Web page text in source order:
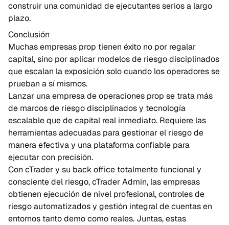
construir una comunidad de ejecutantes serios a largo
plazo.
Conclusión
Muchas empresas prop tienen éxito no por regalar
capital, sino por aplicar modelos de riesgo disciplinados
que escalan la exposición solo cuando los operadores se
prueban a sí mismos.
Lanzar una empresa de operaciones prop se trata más
de marcos de riesgo disciplinados y tecnología
escalable que de capital real inmediato. Requiere las
herramientas adecuadas para gestionar el riesgo de
manera efectiva y una plataforma confiable para
ejecutar con precisión.
Con cTrader y su back office totalmente funcional y
consciente del riesgo, cTrader Admin, las empresas
obtienen ejecución de nivel profesional, controles de
riesgo automatizados y gestión integral de cuentas en
entornos tanto demo como reales. Juntas, estas